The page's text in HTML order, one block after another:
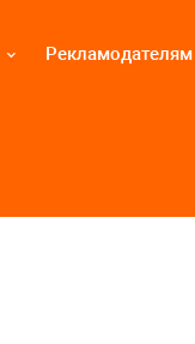
Рекламодателям